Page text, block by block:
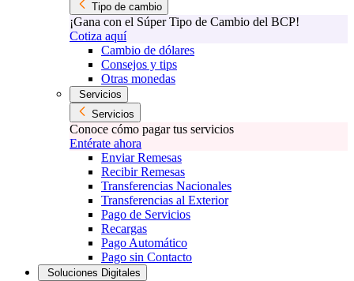
Tipo de cambio
¡Gana con el Súper Tipo de Cambio del BCP!
Cotiza aquí
Cambio de dólares
Consejos y tips
Otras monedas
Servicios
Servicios
Conoce cómo pagar tus servicios
Entérate ahora
Enviar Remesas
Recibir Remesas
Transferencias Nacionales
Transferencias al Exterior
Pago de Servicios
Recargas
Pago Automático
Pago sin Contacto
Soluciones Digitales